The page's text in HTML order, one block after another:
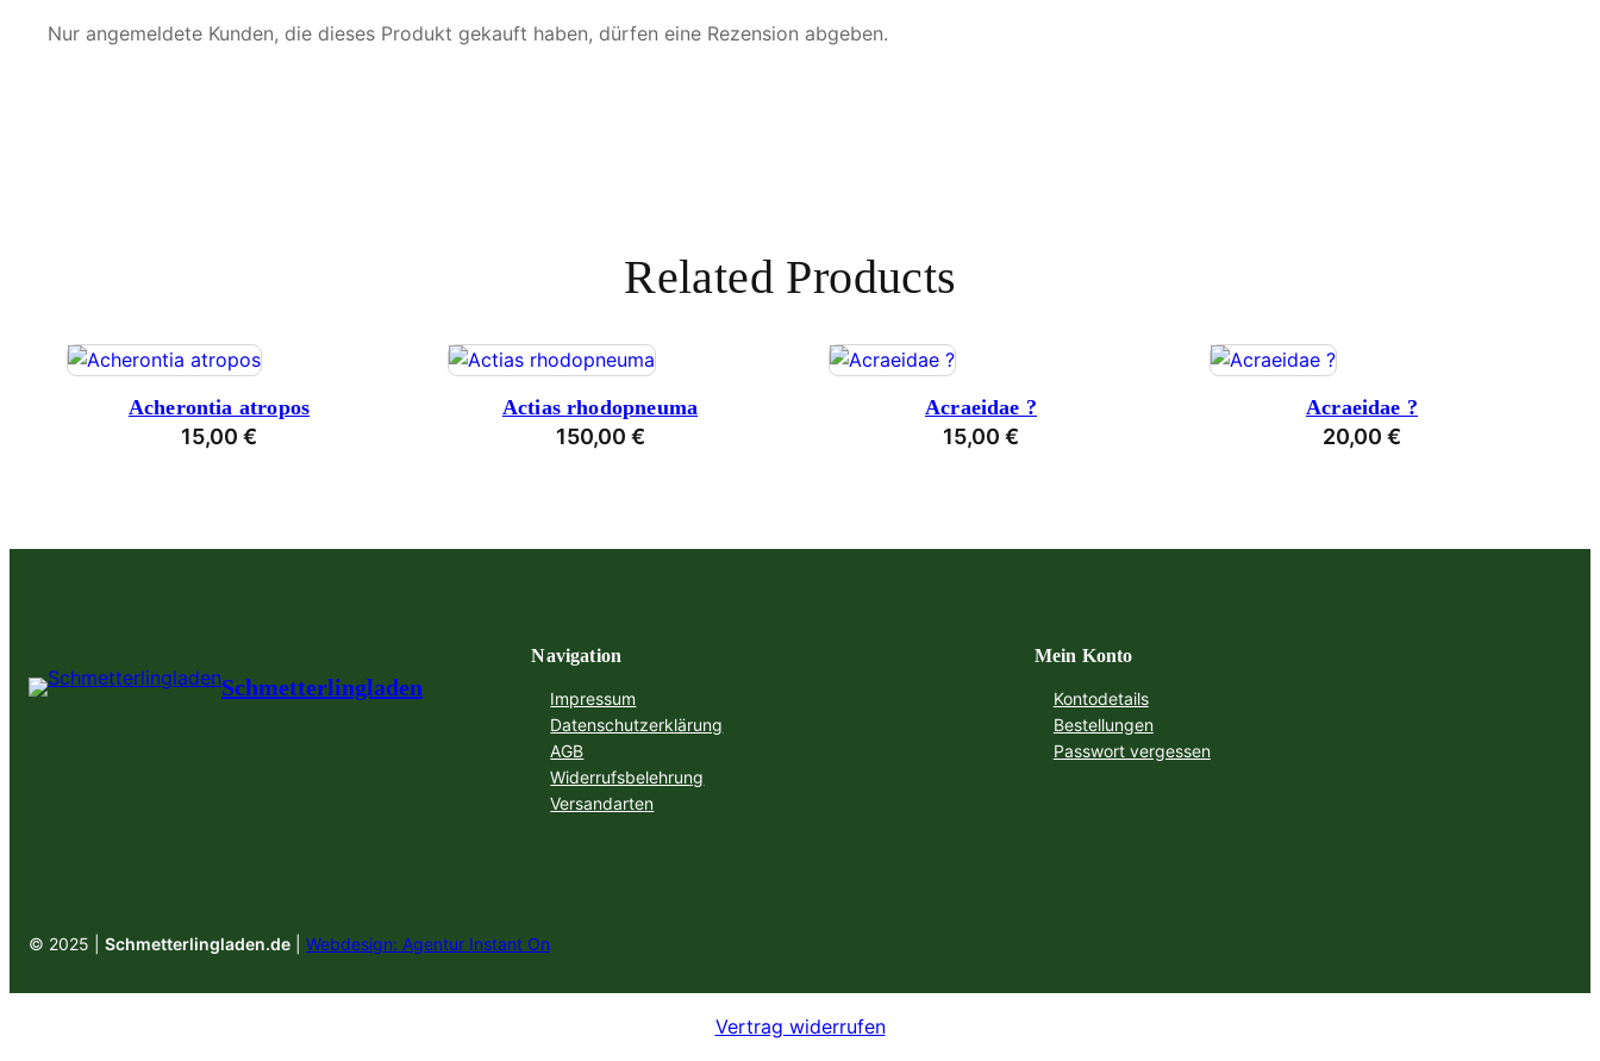
g
Nur angemeldete Kunden, die dieses Produkt gekauft haben, dürfen eine Rezension abgeben.
Related Products
Acherontia atropos
15,00 €
Actias rhodopneuma
150,00 €
Acraeidae ?
15,00 €
Acraeidae ?
20,00 €
Schmetterlingladen
Navigation
Impressum
Datenschutzerklärung
AGB
Widerrufsbelehrung
Versandarten
Mein Konto
Kontodetails
Bestellungen
Passwort vergessen
© 2025 | Schmetterlingladen.de Webdesign: Agentur Instant On
Vertrag widerrufen